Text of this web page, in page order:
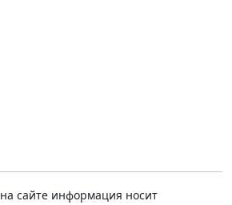
сайте информация носит